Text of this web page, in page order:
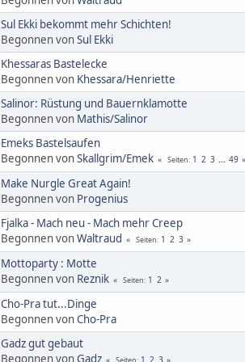
Sul Ekki bekommt mehr Schichten!
Begonnen vonSul Ekki
Khessaras Bastelecke
Begonnen von Khessara/Henriette
Salinor: Rüstung und Bauernklamotte
Begonnen von Mathis/Salinor
Emeks Bastelsaufen
Begonnen vonSkallgrim/Emek Seiten 1 2 3 ... 49
Make Nurgle Great Again!
Begonnen von Progenius
Fjalka - Mach neu - Mach mehr Creep
Begonnen vonWaltraud Seiten 1 2 3
Mottoparty : Motte
Begonnen von Reznik Seiten 1 2
Cho-Pra tut...Dinge
Begonnen vonCho-Pra
Gadz gut gebaut
Begonnen vonGadz Seiten 1 2 3